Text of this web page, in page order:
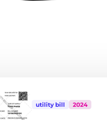
utility bill 2024